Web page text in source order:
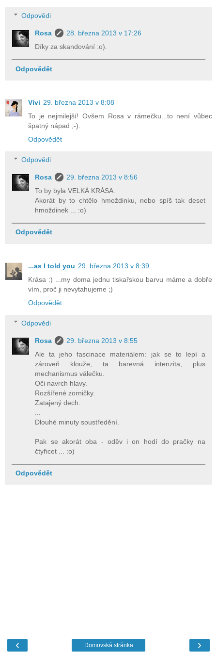
Odpovědi
Rosa
28. března 2013 v 17:26
Díky za skandování :o).
Odpovědět
Vivi 29. března 2013 v 8:08
To je nejmilejší! Ovšem Rosa v rámečku...to není vůbec
špatný nápad ;-).
Odpovědět
Odpovědi
Rosa
29. března 2013 v 8:56
To by byla VELKÁ KRÁSA.
Akorát by to chtělo hmoždinku, nebo spíš tak deset
hmoždinek ... :o)
Odpovědět
...as I told you 29. března 2013 v 8:39
Krása :) ...my doma jednu tiskařskou barvu máme a dobře
vím, proč ji nevytahujeme ;)
Odpovědět
Odpovědi
Rosa
29. března 2013 v 8:55
Ale ta jeho fascinace materiálem: jak se to lepí a
zároveň klouže, ta barevná intenzita, plus
mechanismus válečku.
Oči navrch hlavy.
Rozšířené zorničky.
Zatajený dech.
Dlouhé minuty soustředění.
Pak se akorát oba - oděv i on hodí do pračky na
čtyřicet ... :o)
Odpovědět
‹ ›
Domovská stránka